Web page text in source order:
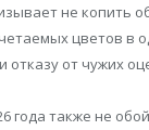
не копить
цветов в
отказу от чужих
года также не